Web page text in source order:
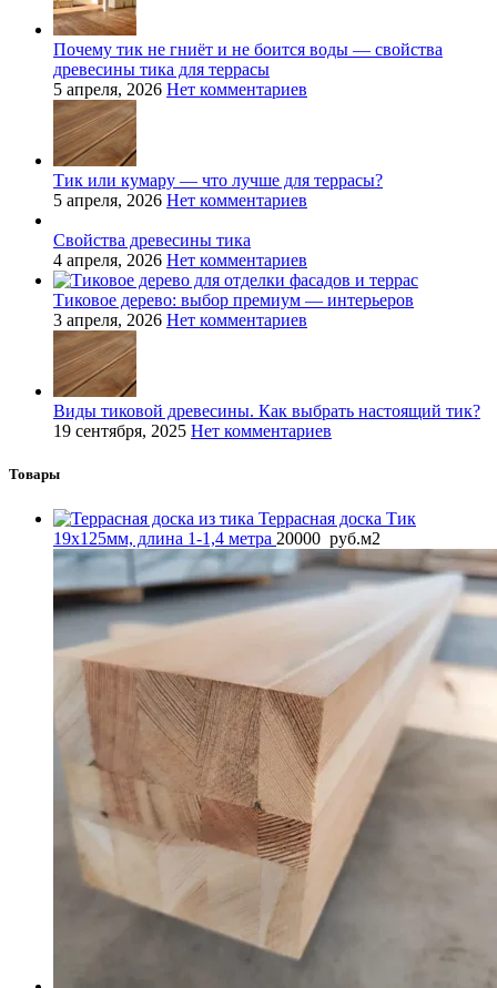
Почему тик не гниёт и не боится воды — свойства
древесины тика для террасы
5 апреля, 2026 Нет комментариев
Тик или кумару — что лучше для террасы?
5 апреля, 2026 Нет комментариев
Свойства древесины тика
4 апреля, 2026 Нет комментариев
Тиковое дерево: выбор премиум — интерьеров
3 апреля, 2026 Нет комментариев
Виды тиковой древесины. Как выбрать настоящий тик?
19 сентября, 2025 Нет комментариев
Товары
Террасная доска Тик
19x125мм, длина 1-1,4 метра 20000 руб.м2